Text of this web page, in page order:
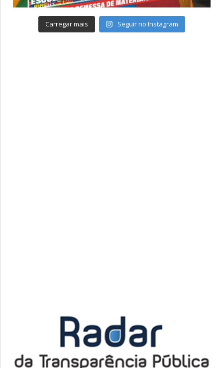
Carregar mais Seguir no Instagram